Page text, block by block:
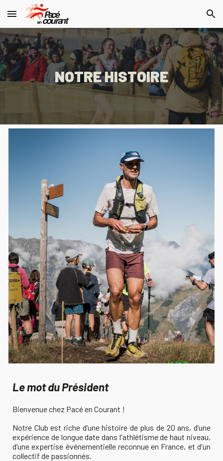
Skip to main content Skip to navigation
NOTRE HISTOIRE
Le mot du Président
Bienvenue chez Pacé en Courant !
Notre Club est riche d’une histoire de plus de 20 ans, d’une
expérience de longue date dans l'athlétisme de haut niveau,
d’une expertise événementielle reconnue en France, et d'un
collectif de passionnés.